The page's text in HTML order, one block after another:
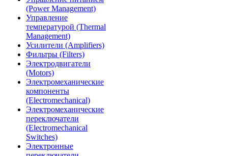
(Power Management)
Управление
температурой (Thermal
Management)
Усилители (Amplifiers)
Фильтры (Filters)
Электродвигатели
(Motors)
Электромеханические
компоненты
(Electromechanical)
Электромеханические
переключатели
(Electromechanical
Switches)
Электронные